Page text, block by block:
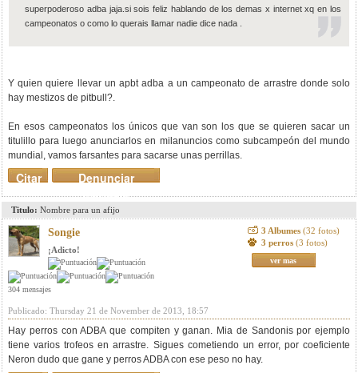
superpoderoso adba jaja.si sois feliz hablando de los demas x internet xq en los
campeonatos o como lo querais llamar nadie dice nada .
Y quien quiere llevar un apbt adba a un campeonato de arrastre donde solo
hay mestizos de pitbull?.
En esos campeonatos los únicos que van son los que se quieren sacar un
titulillo para luego anunciarlos en milanuncios como subcampeón del mundo
mundial, vamos farsantes para sacarse unas perrillas.
Denunciar
mensaje
Citar
Titulo: Nombre para un afijo
Songie
¡Adicto!
304 mensajes
3 Albumes (32 fotos)
3 perros (3 fotos)
ver mas
Publicado: Thursday 21 de November de 2013, 18:57
Hay perros con ADBA que compiten y ganan. Mia de Sandonis por ejemplo
tiene varios trofeos en arrastre. Sigues cometiendo un error, por coeficiente
Neron dudo que gane y perros ADBA con ese peso no hay.